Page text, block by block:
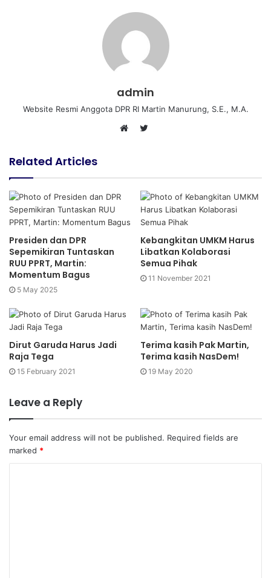
admin
Website Resmi Anggota DPR RI Martin Manurung, S.E., M.A.
s
e
t
e
r
Related Articles
Presiden dan DPR
Sepemikiran Tuntaskan
RUU PPRT, Martin:
Momentum Bagus
5 May 2025
Kebangkitan UMKM Harus
Libatkan Kolaborasi
Semua Pihak
11 November 2021
Dirut Garuda Harus Jadi
Raja Tega
15 February 2021
Terima kasih Pak Martin,
Terima kasih NasDem!
19 May 2020
Leave a Reply
Your email address will not be published. Required fields are
marked *